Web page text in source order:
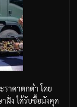
ราคาตกต่ำ โดย
ฝั่ง ได้รับซื้อมังคุด